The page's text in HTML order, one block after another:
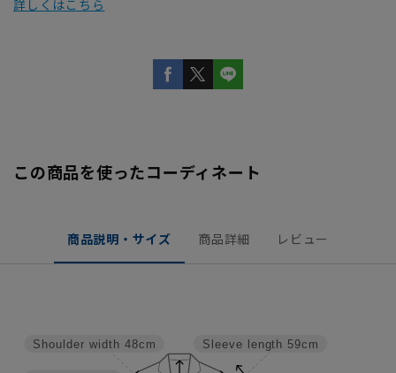
詳しくはこちら
この商品を使ったコーディネート
商品説明・サイズ 商品詳細 レビュー
Sleeve length 59cm
Shoulder width 48cm